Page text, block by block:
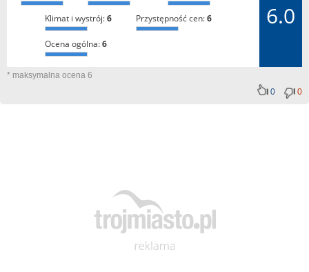
klimat i wystrój:6 przystępność cen:6
ocena ogólna:6
6.0
* maksymalna ocena 6
0
0